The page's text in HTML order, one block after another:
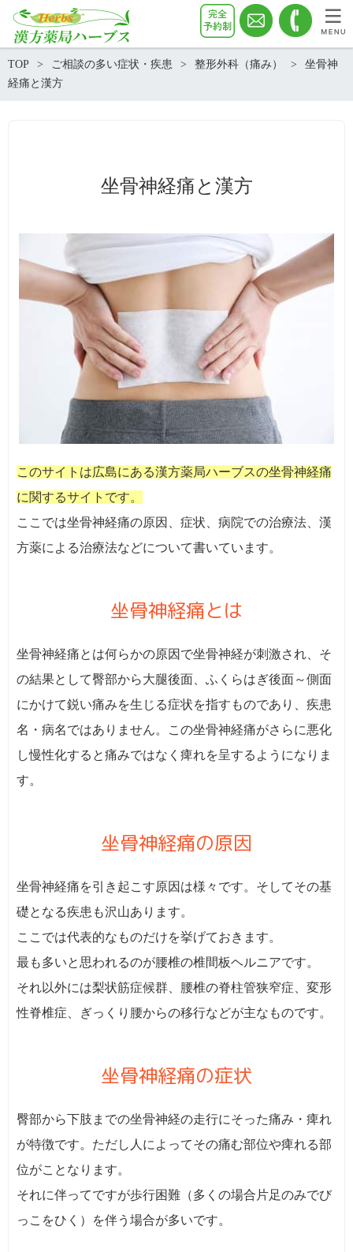
TOP ご相談の多い症状・疾患 整形外科（痛み）
坐骨神
経痛と漢方
坐骨神経痛と漢方
このサイトは広島にある漢方薬局ハーブスの坐骨神経痛
に関するサイトです。
ここでは坐骨神経痛の原因、症状、病院での治療法、漢
方薬による治療法などについて書いています。
坐骨神経痛とは
坐骨神経痛とは何らかの原因で坐骨神経が刺激され、そ
の結果として臀部から大腿後面、ふくらはぎ後面～側面
にかけて鋭い痛みを生じる症状を指すものであり、疾患
名・病名ではありません。この坐骨神経痛がさらに悪化
し慢性化すると痛みではなく痺れを呈するようになりま
す。
坐骨神経痛の原因
坐骨神経痛を引き起こす原因は様々です。そしてその基
礎となる疾患も沢山あります。
ここでは代表的なものだけを挙げておきます。
最も多いと思われるのが腰椎の椎間板ヘルニアです。
それ以外には梨状筋症候群、腰椎の脊柱管狭窄症、変形
性脊椎症、ぎっくり腰からの移行などが主なものです。
坐骨神経痛の症状
臀部から下肢までの坐骨神経の走行にそった痛み・痺れ
が特徴です。ただし人によってその痛む部位や痺れる部
位がことなります。
それに伴ってですが歩行困難（多くの場合片足のみでび
っこをひく）を伴う場合が多いです。